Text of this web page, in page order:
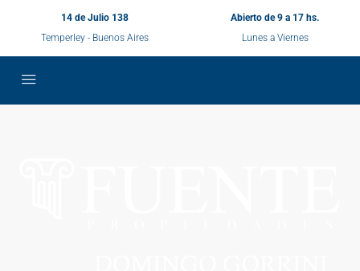
14 de Julio 138
Temperley - Buenos Aires
Abierto de 9 a 17 hs.
Lunes a Viernes